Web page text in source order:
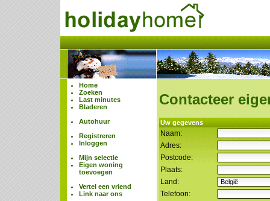
Home
Zoeken
Last minutes
Bladeren
Autohuur
Registreren
Inloggen
Mijn selectie
Eigen woning
toevoegen
Vertel een vriend
Link naar ons
Contacteer
Uw gegevens
Naam:
Adres:
Postcode:
Plaats:
Land:
Telefoon: